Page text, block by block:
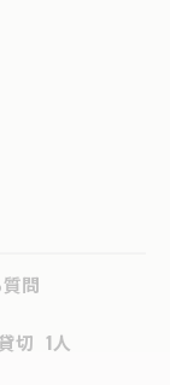
問
切 1人